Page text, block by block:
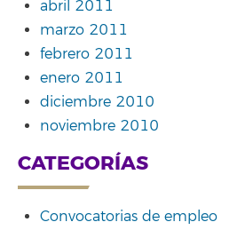
abril 2011
marzo 2011
febrero 2011
enero 2011
diciembre 2010
noviembre 2010
CATEGORÍAS
Convocatorias de empleo